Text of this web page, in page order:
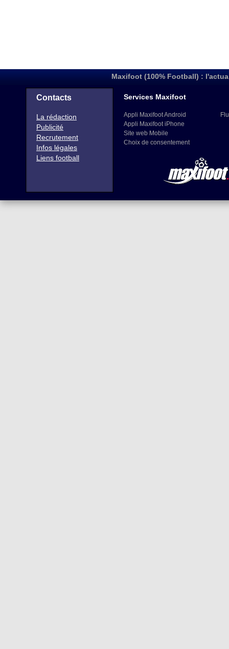
Maxifoot (100% Football) :
Contacts
La rédaction
Publicité
Recrutement
Infos légales
Liens football
Services Maxifoot
Appli Maxifoot Android
Appli Maxifoot iPhone
Site web Mobile
Choix de consentement